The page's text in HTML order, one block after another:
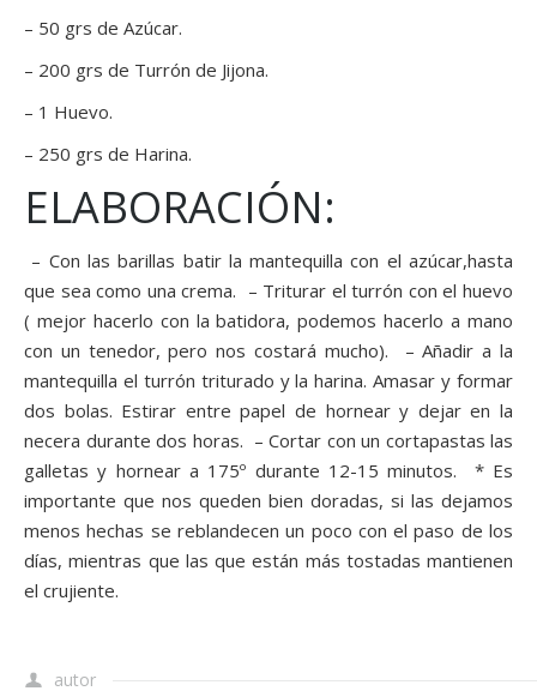
– 50 grs de Azúcar.
– 200 grs de Turrón de Jijona.
– 1 Huevo.
– 250 grs de Harina.
ELABORACIÓN:
– Con las barillas batir la mantequilla con el azúcar,hasta
que sea como una crema. – Triturar el turrón con el huevo
( mejor hacerlo con la batidora, podemos hacerlo a mano
con un tenedor, pero nos costará mucho). – Añadir a la
mantequilla el turrón triturado y la harina. Amasar y formar
dos bolas. Estirar entre papel de hornear y dejar en la
necera durante dos horas. – Cortar con un cortapastas las
galletas y hornear a 175º durante 12-15 minutos. * Es
importante que nos queden bien doradas, si las dejamos
menos hechas se reblandecen un poco con el paso de los
días, mientras que las que están más tostadas mantienen
el crujiente.
autor